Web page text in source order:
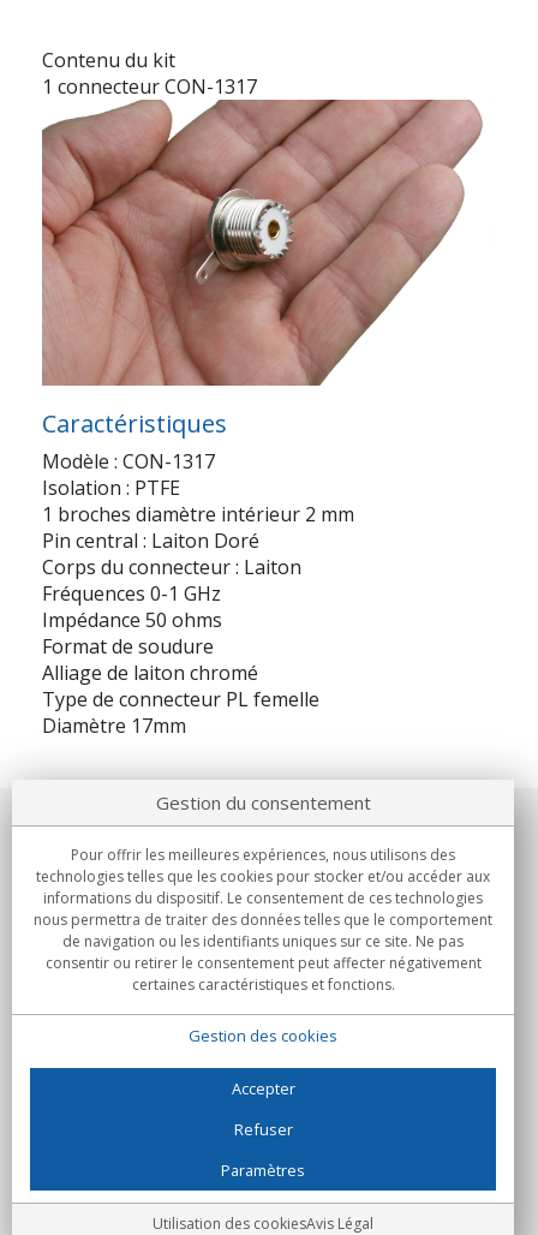
Contenu du kit
1 connecteur CON-1317
Caractéristiques
Modèle : CON-1317
Isolation : PTFE
1 broches diamètre intérieur 2 mm
Pin central : Laiton Doré
Corps du connecteur : Laiton
Fréquences 0-1 GHz
Impédance 50 ohms
Format de soudure
Alliage de laiton chromé
Type de connecteur PL femelle
Diamètre 17mm
Notre société
Engagements
Achats
C/Flassaders, 13, Nave 6, 08130 Santa Perpètua de Mogoda
(Barcelone) - Espagne
Folie Numérique - Tous droits réservés
Gestion du consentement
Pour offrir les meilleures expériences, nous utilisons des
technologies telles que les cookies pour stocker et/ou accéder aux
informations du dispositif. Le consentement de ces technologies
nous permettra de traiter des données telles que le comportement
de navigation ou les identifiants uniques sur ce site. Ne pas
consentir ou retirer le consentement peut affecter négativement
certaines caractéristiques et fonctions.
Gestion des cookies
Accepter
Refuser
Paramètres
Utilisation des cookiesAvis Légal